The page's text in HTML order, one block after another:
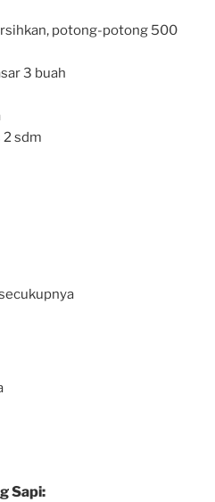
potong-potong 500
3 buah
sdm
Sapi: